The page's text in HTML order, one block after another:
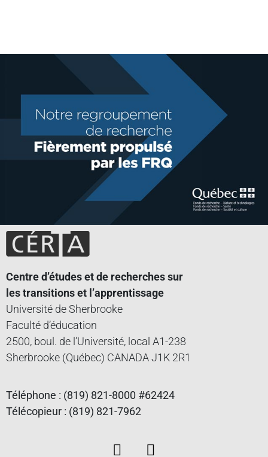
Centre d’études et de recherches sur
les transitions et l’apprentissage
Université de Sherbrooke
Faculté d’éducation
2500, boul. de l’Université, local A1-238
Sherbrooke (Québec) CANADA J1K 2R1
Téléphone : (819) 821-8000 #62424
Télécopieur : (819) 821-7962